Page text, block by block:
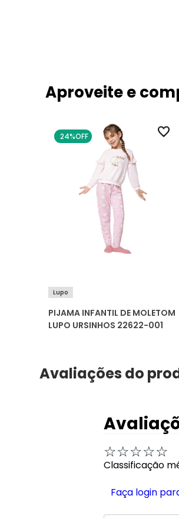
Aproveite e
24%OFF
Lupo
PIJAMA INFANTIL DE MOLETOM
LUPO URSINHOS 22622-001
Avaliações do
☆☆☆☆☆
Classificação
Faça login